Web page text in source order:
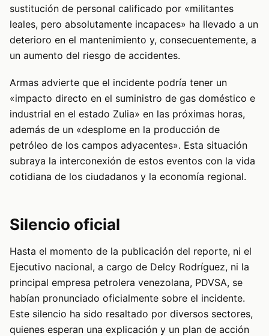
sustitución de personal calificado por «militantes
leales, pero absolutamente incapaces» ha llevado a un
deterioro en el mantenimiento y, consecuentemente, a
un aumento del riesgo de accidentes.
Armas advierte que el incidente podría tener un
«impacto directo en el suministro de gas doméstico e
industrial en el estado Zulia» en las próximas horas,
además de un «desplome en la producción de
petróleo de los campos adyacentes». Esta situación
subraya la interconexión de estos eventos con la vida
cotidiana de los ciudadanos y la economía regional.
Silencio oficial
Hasta el momento de la publicación del reporte, ni el
Ejecutivo nacional, a cargo de Delcy Rodríguez, ni la
principal empresa petrolera venezolana, PDVSA, se
habían pronunciado oficialmente sobre el incidente.
Este silencio ha sido resaltado por diversos sectores,
quienes esperan una explicación y un plan de acción